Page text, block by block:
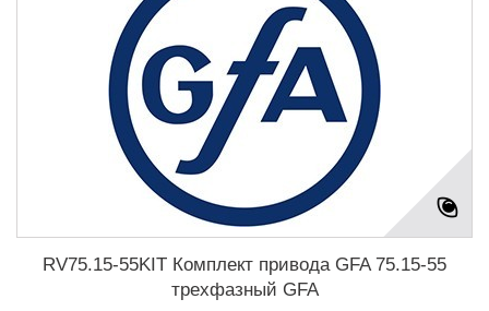
RV75.15-55KIT Комплект привода GFA 75.15-55
трехфазный GFA